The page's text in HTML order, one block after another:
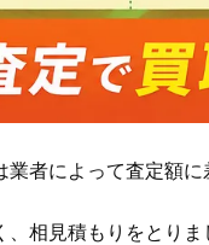
者によって査定額に
相見積もりをとりま